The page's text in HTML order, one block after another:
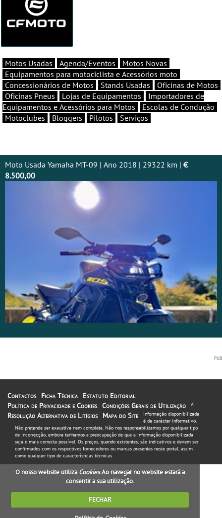
Motos Usadas Agenda/Eventos
Motos Novas
Equipamentos para motociclista e Acessórios moto
Concessionários de Motos
Stands Usadas
Oficinas de Motos
Oficinas Pneus
Lojas de Equipamentos
Importadores de
Equipamentos e Acessórios para Motos
Escolas de Condução
Motoclubes
Bloggers Pilotos Serviços
Moto Usada Yamaha MT-09 | Ano 2018 | 29322 km | €
8.500,00
Contactos Ficha Técnica
Estatuto Editorial
Política de Privacidade e Cookies Condições Gerais de Utilização
Resolução Alternativa de Litígios
Mapa do Site
A
informação disponibilizada
é de carácter informativo.
Não pretende ser exaustiva nem completa. Não nos responsabilizamos por qualquer tipo
de incorrecção, embora tenhamos a preocupação de que a informação disponibilizada
seja o mais correcta possível. Os preços, quando existentes, são indicativos e devem ser
confirmados com os respectivos fornecedores ou marcas presentes neste portal, assim
como qualquer tipo de características técnicas.
O nosso website utiliza Cookies. Ao navegar no website estará a
consentir a sua utilização.
FECHAR